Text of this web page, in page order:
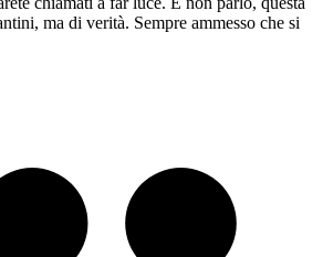
ma di verità. Sempre ammesso che si